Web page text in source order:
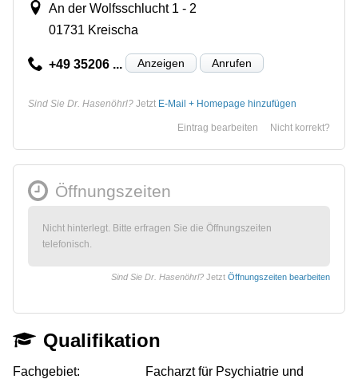
An der Wolfsschlucht 1 - 2
01731 Kreischa
+49 35206 ... Anzeigen Anrufen
Sind Sie Dr. Hasenöhrl? Jetzt E-Mail + Homepage hinzufügen
Nicht korrekt?
Eintrag bearbeiten
Öffnungszeiten
Nicht hinterlegt. Bitte erfragen Sie die Öffnungszeiten
telefonisch.
Sind Sie Dr. Hasenöhrl? Jetzt Öffnungszeiten bearbeiten
Qualifikation
Fachgebiet:
Facharzt für Psychiatrie und